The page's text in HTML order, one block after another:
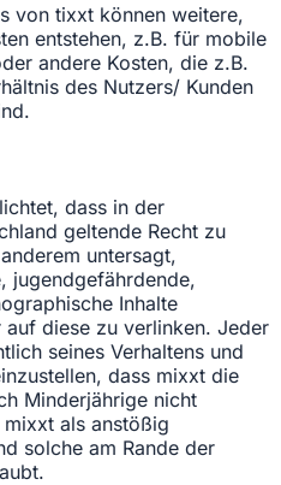
von tixxt können weitere,
entstehen, z.B. für mobile
andere Kosten, die z.B.
des Nutzers/ Kunden
dass in der
geltende Recht zu
untersagt,
jugendgefährdende,
Inhalte
diese zu verlinken. Jeder
seines Verhaltens und
dass mixxt die
Minderjährige nicht
als anstößig
solche am Rande der